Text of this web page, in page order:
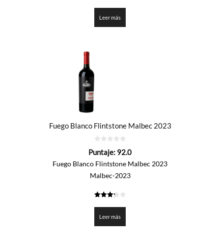
Leer más
Fuego Blanco Flintstone Malbec 2023
de
Puntaje: 92.0
Fuego Blanco Flintstone Malbec 2023
Malbec-2023
de 5
Leer más